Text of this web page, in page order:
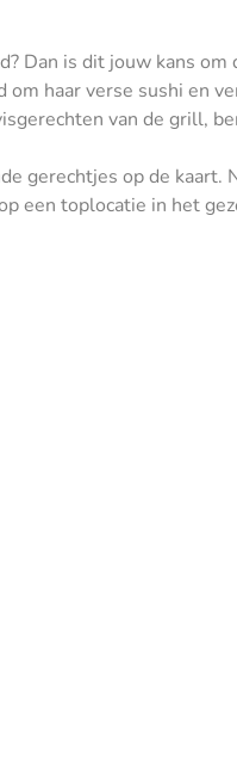
Dan is dit jouw kans
haar verse sushi en
van de grill,
gerechtjes op de kaart.
een toplocatie in het